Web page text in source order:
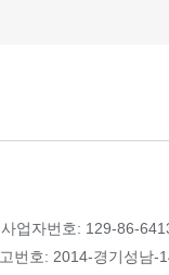
업자번호: 129-86-
번호: 2014-경기성남-